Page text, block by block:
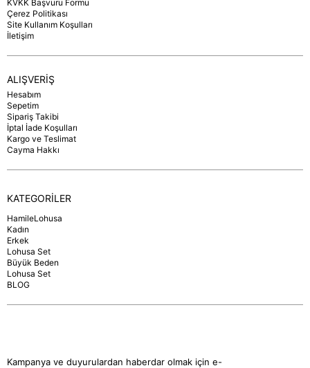
KVKK Başvuru Formu
Çerez Politikası
Site Kullanım Koşulları
İletişim
ALIŞVERİŞ
Hesabım
Sepetim
Sipariş Takibi
İptal İade Koşulları
Kargo ve Teslimat
Cayma Hakkı
KATEGORİLER
HamileLohusa
Kadın
Erkek
Lohusa Set
Büyük Beden
Lohusa Set
BLOG
Kampanya ve duyurulardan haberdar olmak için e-